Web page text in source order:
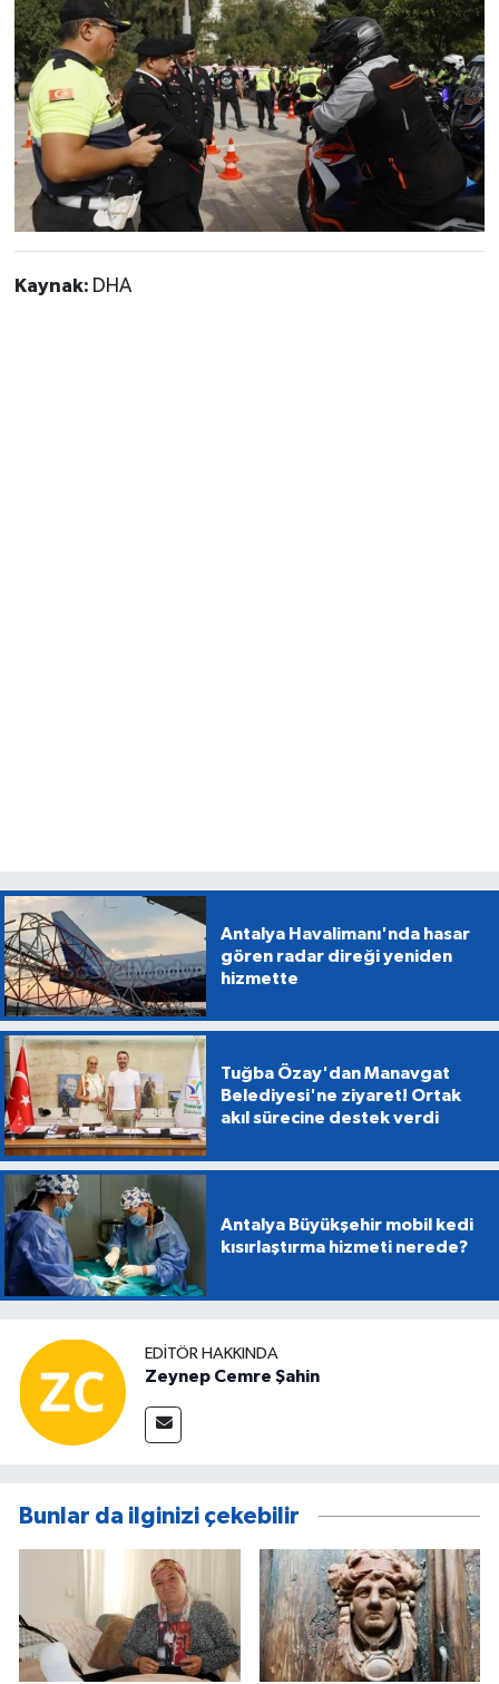
Kaynak: DHA
Antalya Havalimanı'nda hasar
gören radar direği yeniden
hizmette
Tuğba Özay'dan Manavgat
Belediyesi'ne ziyaret! Ortak
akıl sürecine destek verdi
Antalya Büyükşehir mobil kedi
kısırlaştırma hizmeti nerede?
EDITÖR HAKKINDA
Zeynep Cemre Şahin
Bunlar da ilginizi çekebilir